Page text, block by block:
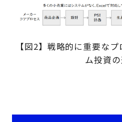
【図2】戦略的に重要な
ム投資